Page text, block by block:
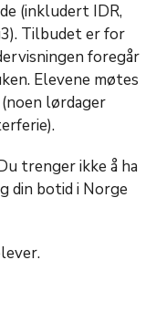
(inkludert IDR,
Tilbudet er for
foregår
Elevene møtes
lørdager
trenger ikke å ha
botid i Norge